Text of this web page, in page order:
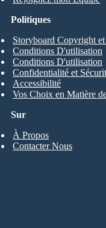
Sur
À Propos
Contacter Nous
Politiques
Storyboard Copyright
Conditions D'utilisation
Conditions D'utilisation
Confidentialité et
Accessibilité
Vos Choix en Matière